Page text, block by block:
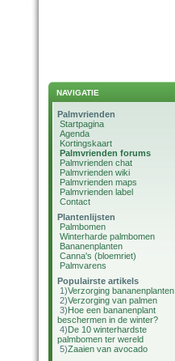
NAVIGATIE
Palmvrienden
Startpagina
Agenda
Kortingskaart
Palmvrienden forums
Palmvrienden chat
Palmvrienden wiki
Palmvrienden maps
Palmvrienden label
Contact
Plantenlijsten
Palmbomen
Winterharde palmbomen
Bananenplanten
Canna's (bloemriet)
Palmvarens
Populairste artikels
1)Verzorging bananenplanten
2)Verzorging van palmen
3)Hoe een bananenplant
beschermen in de winter?
4)De 10 winterhardste
palmbomen ter wereld
5)Zaaien van avocado